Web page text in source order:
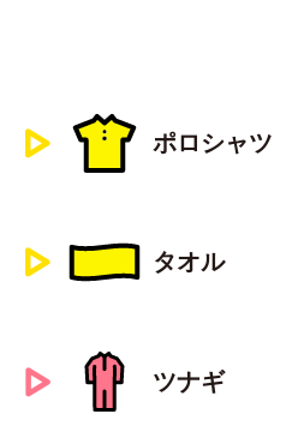
ポロシャツ
タオル
ツナギ